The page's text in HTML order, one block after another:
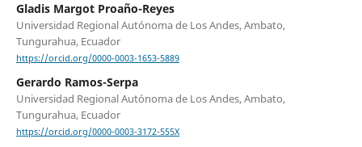
Gladis Margot Proaño-Reyes
Universidad Regional Autónoma de Los Andes, Ambato,
Tungurahua, Ecuador
https://orcid.org/0000-0003-1653-5889
Gerardo Ramos-Serpa
Universidad Regional Autónoma de Los Andes, Ambato,
Tungurahua, Ecuador
https://orcid.org/0000-0003-3172-555X